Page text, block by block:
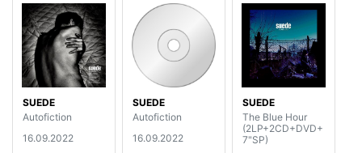
SUEDE
Autofiction
16.09.2022
SUEDE
Autofiction
16.09.2022
SUEDE
The Blue Hour
(2LP+2CD+DVD+
7"SP)